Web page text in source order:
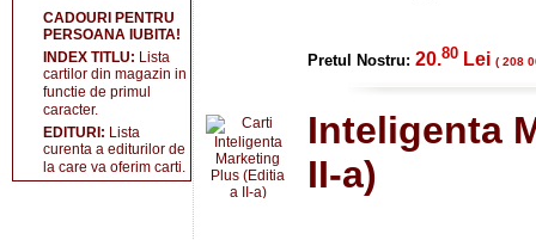
Pretul Nostru: 20.80 Lei ( 208
Inteligenta
II-a)
CADOURI PENTRU
PERSOANA IUBITA!
INDEX TITLU: Lista
cartilor din magazin in
functie de primul
caracter.
EDITURI: Lista
curenta a editurilor de
la care va oferim carti.